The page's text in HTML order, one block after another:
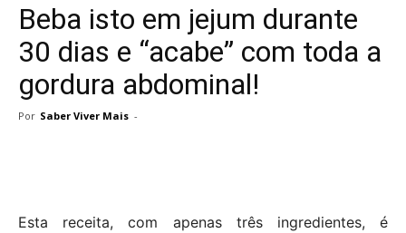
Beba isto em jejum durante
30 dias e “acabe” com toda a
gordura abdominal!
Por Saber Viver Mais -
Esta receita, com apenas três ingredientes, é